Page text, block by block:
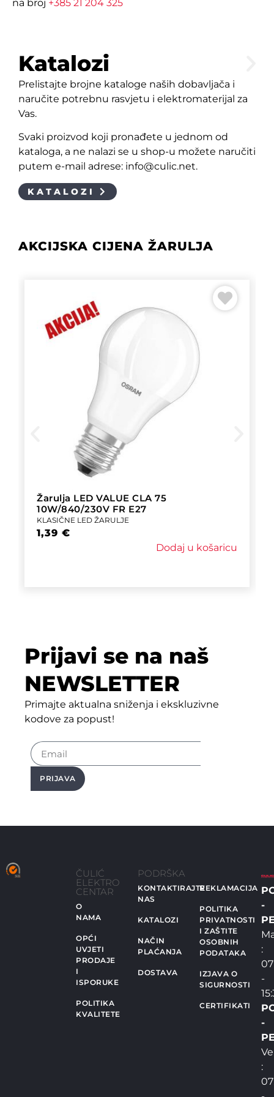
na broj +385 21 204 325
Katalozi
Prelistajte brojne kataloge naših dobavljača i
naručite potrebnu rasvjetu i elektromaterijal za
Vas.
Svaki proizvod koji pronađete u jednom od
kataloga, a ne nalazi se u shop-u možete naručiti
putem e-mail adrese: info@culic.net.
KATALOZI
AKCIJSKA CIJENA ŽARULJA
Žarulja LED VALUE CLA 75
10W/840/230V FR E27
KLASIČNE LED ŽARULJE
1,39 €
Dodaj u košaricu
Prijavi se na naš
NEWSLETTER
Primajte aktualna sniženja i ekskluzivne
kodove za popust!
PRIJAVA
ČULIĆ
ELEKTRO
CENTAR
O
NAMA
OPĆI
UVJETI
PRODAJE
I
ISPORUKE
POLITIKA
KVALITETE
PODRŠKA
KONTAKTIRAJTE
NAS
KATALOZI
NAČIN
PLAĆANJA
DOSTAVA
REKLAMACIJA
POLITIKA
PRIVATNOSTI
I ZAŠTITE
OSOBNIH
PODATAKA
IZJAVA O
SIGURNOSTI
CERTIFIKATI
-
:
-
-
: